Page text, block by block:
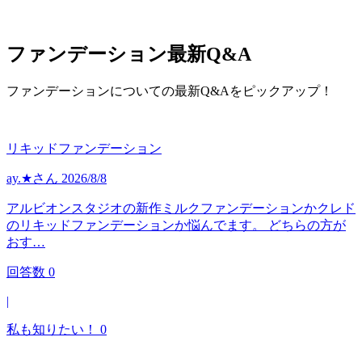
ファンデーション最新Q&A
ファンデーションについての最新Q&Aをピックアップ！
リキッドファンデーション
ay.★さん 2026/8/8
アルビオンスタジオの新作ミルクファンデーションかクレド
のリキッドファンデーションか悩んでます。 どちらの方が
おす…
回答数 0
|
私も知りたい！ 0